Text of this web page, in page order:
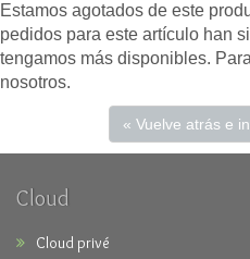
Estamos agotados de este
pedidos para este artículo han
tengamos más disponibles.
nosotros.
« Vuelve atrás e
Cloud
Cloud privé